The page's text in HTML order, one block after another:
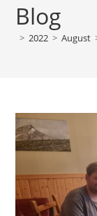
Blog
> 2022 > August